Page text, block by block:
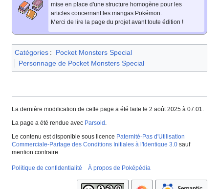
mise en place d'une structure homogène pour les
articles concernant les mangas Pokémon.
Merci de lire la page du projet avant toute édition !
Catégories :
Pocket Monsters Special
Personnage de Pocket Monsters Special
La dernière modification de cette page a été faite le 2 août 2025 à 07:01.
La page a été rendue avec Parsoid .
Le contenu est disponible sous licence Paternité-Pas d'Utilisation
Commerciale-Partage des Conditions Initiales à l'Identique 3.0 sauf
mention contraire.
Politique de confidentialité À propos de Poképédia